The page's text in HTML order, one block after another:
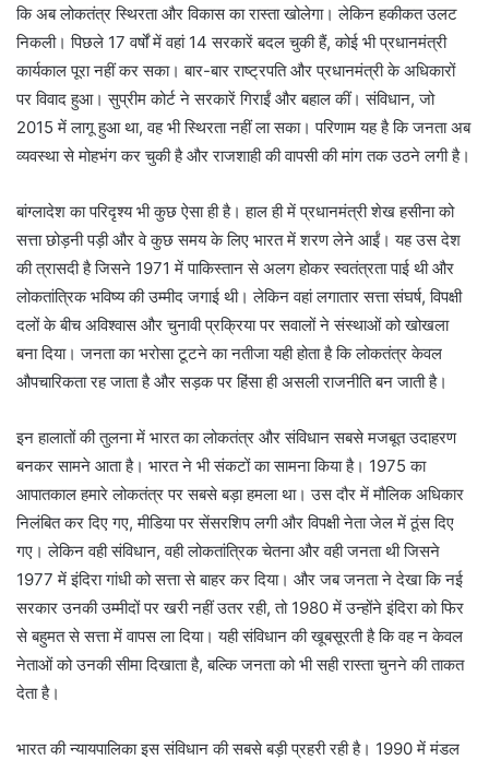
कि अब लोकतंत्र स्थिरता और विकास का रास्ता खोलेगा। लेकिन हकीकत उलट
निकली। पिछले 17 वर्षों में वहां 14 सरकारें बदल चुकी हैं, कोई भी प्रधानमंत्री
कार्यकाल पूरा नहीं कर सका। बार-बार राष्ट्रपति और प्रधानमंत्री के अधिकारों
पर विवाद हुआ। सुप्रीम कोर्ट ने सरकारें गिराईं और बहाल कीं। संविधान, जो
2015 में लागू हुआ था, वह भी स्थिरता नहीं ला सका। परिणाम यह है कि जनता अब
व्यवस्था से मोहभंग कर चुकी है और राजशाही की वापसी की मांग तक उठने लगी है।
बांग्लादेश का परिदृश्य भी कुछ ऐसा ही है। हाल ही में प्रधानमंत्री शेख हसीना को
सत्ता छोड़नी पड़ी और वे कुछ समय के लिए भारत में शरण लेने आईं। यह उस देश
की त्रासदी है जिसने 1971 में पाकिस्तान से अलग होकर स्वतंत्रता पाई थी और
लोकतांत्रिक भविष्य की उम्मीद जगाई थी। लेकिन वहां लगातार सत्ता संघर्ष, विपक्षी
दलों के बीच अविश्वास और चुनावी प्रक्रिया पर सवालों ने संस्थाओं को खोखला
बना दिया। जनता का भरोसा टूटने का नतीजा यही होता है कि लोकतंत्र केवल
औपचारिकता रह जाता है और सड़क पर हिंसा ही असली राजनीति बन जाती है।
इन हालातों की तुलना में भारत का लोकतंत्र और संविधान सबसे मजबूत उदाहरण
बनकर सामने आता है। भारत ने भी संकटों का सामना किया है। 1975 का
आपातकाल हमारे लोकतंत्र पर सबसे बड़ा हमला था। उस दौर में मौलिक अधिकार
निलंबित कर दिए गए, मीडिया पर सेंसरशिप लगी और विपक्षी नेता जेल में ठूंस दिए
गए। लेकिन वही संविधान, वही लोकतांत्रिक चेतना और वही जनता थी जिसने
1977 में इंदिरा गांधी को सत्ता से बाहर कर दिया। और जब जनता ने देखा कि नई
सरकार उनकी उम्मीदों पर खरी नहीं उतर रही, तो 1980 में उन्होंने इंदिरा को फिर
से बहुमत से सत्ता में वापस ला दिया। यही संविधान की खूबसूरती है कि वह न केवल
नेताओं को उनकी सीमा दिखाता है, बल्कि जनता को भी सही रास्ता चुनने की ताकत
देता है।
भारत की न्यायपालिका इस संविधान की सबसे बड़ी प्रहरी रही है। 1990 में मंडल